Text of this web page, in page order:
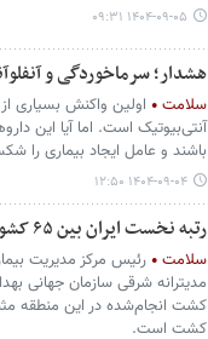
۱۴۰۴-۰۹-۰۵ ۰۹:۳۱
هشدار؛ سرماخوردگی و
سلامت
اولین واکنش بسیاری
آنتی‌بیوتیک است. اما آیا این
باشند و عامل ایجاد بیماری را
۱۴۰۴-۰۹-۰۴ ۱۲:۵۰
رتبه نخست ایران بین ۶۵ کشور در مصرف این دارو
سلامت
رئیس مرکز مدیریت
کشت است.